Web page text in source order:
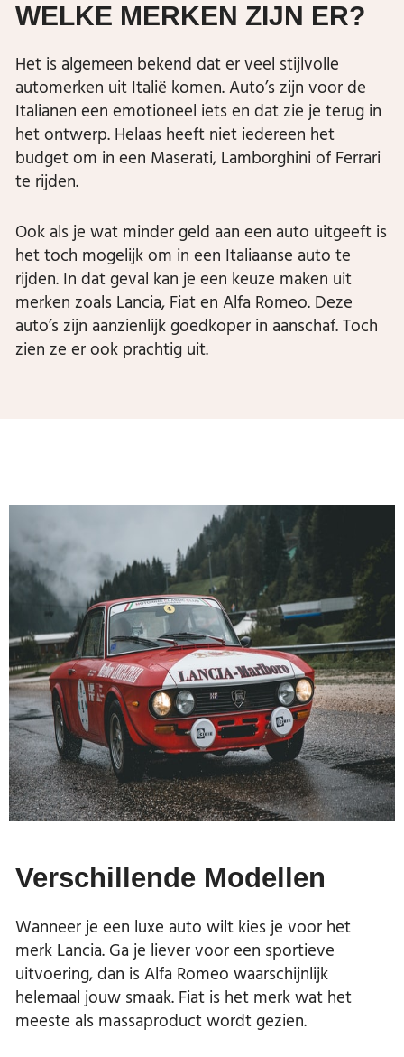
WELKE MERKEN ZIJN ER?
Het is algemeen bekend dat er veel stijlvolle
automerken uit Italië komen. Auto’s zijn voor de
Italianen een emotioneel iets en dat zie je terug in
het ontwerp. Helaas heeft niet iedereen het
budget om in een Maserati, Lamborghini of Ferrari
te rijden.
Ook als je wat minder geld aan een auto uitgeeft is
het toch mogelijk om in een Italiaanse auto te
rijden. In dat geval kan je een keuze maken uit
merken zoals Lancia, Fiat en Alfa Romeo. Deze
auto’s zijn aanzienlijk goedkoper in aanschaf. Toch
zien ze er ook prachtig uit.
Verschillende Modellen
Wanneer je een luxe auto wilt kies je voor het
merk Lancia. Ga je liever voor een sportieve
uitvoering, dan is Alfa Romeo waarschijnlijk
helemaal jouw smaak. Fiat is het merk wat het
meeste als massaproduct wordt gezien.